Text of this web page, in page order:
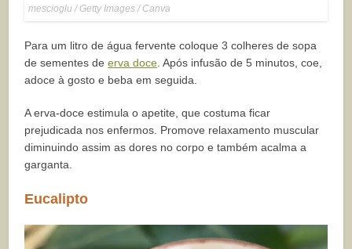
mescioglu / Getty Images / Canva
Para um litro de água fervente coloque 3 colheres de sopa
de sementes deerva doce . Após infusão de 5 minutos, coe,
adoce à gosto e beba em seguida.
A erva-doce estimula o apetite, que costuma ficar
prejudicada nos enfermos. Promove relaxamento muscular
diminuindo assim as dores no corpo e também acalma a
garganta.
Eucalipto